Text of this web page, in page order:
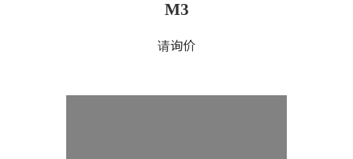
M3
请询价